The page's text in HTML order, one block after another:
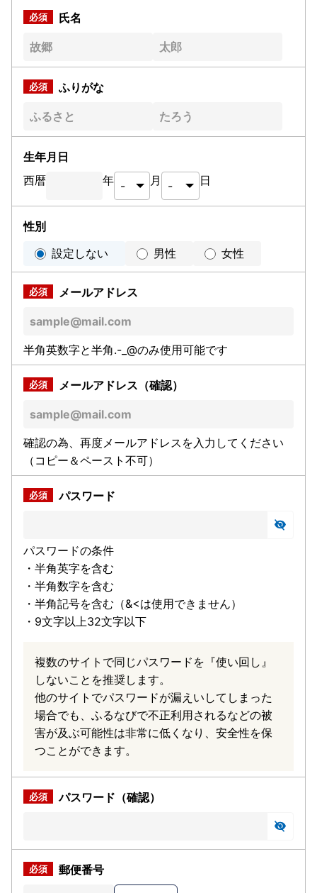
氏名
ふりがな
生年月日
西暦
年 月 日
性別
設定しない
男性 女性
メールアドレス
半角英数字と半角.-_@のみ使用可能です
メールアドレス（確認）
確認の為、再度メールアドレスを入力してください
（コピー＆ペースト不可）
パスワード
パスワードの条件
・半角英字を含む
・半角数字を含む
・半角記号を含む（&<は使用できません）
・9文字以上32文字以下
複数のサイトで同じパスワードを『使い回し』
しないことを推奨します。
他のサイトでパスワードが漏えいしてしまった
場合でも、ふるなびで不正利用されるなどの被
害が及ぶ可能性は非常に低くなり、安全性を保
つことができます。
パスワード（確認）
郵便番号